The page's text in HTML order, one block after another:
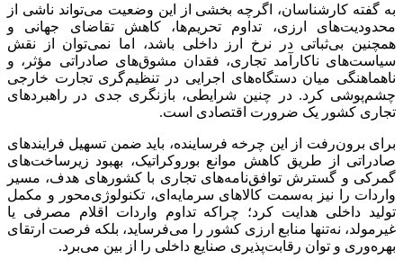
به گفته کارشناسان، اگرچه بخشی از این وضعیت می‌تواند ناشی از
محدودیت‌های ارزی، تداوم تحریم‌ها، کاهش تقاضای جهانی و
همچنین بی‌ثباتی در نرخ ارز داخلی باشد، اما نمی‌توان از نقش
سیاست‌های ناکارآمد تجاری، فقدان مشوق‌های صادراتی مؤثر، و
ناهماهنگی میان دستگاه‌های اجرایی در تنظیم‌گری تجارت خارجی
چشم‌پوشی کرد. در چنین شرایطی، بازنگری جدی در راهبردهای
تجاری کشور یک ضرورت اقتصادی است.
برای برون‌رفت از این چرخه فرساینده، باید ضمن تسهیل فرایندهای
صادراتی از طریق کاهش موانع بوروکراتیک، بهبود زیرساخت‌های
گمرکی و گسترش توافق‌نامه‌های تجاری با کشورهای هدف، مسیر
واردات را نیز به‌سمت کالاهای سرمایه‌ای، تکنولوژی‌محور و مکمل
تولید داخلی هدایت کرد؛ چراکه تداوم واردات اقلام مصرفی یا
غیرمولد، نه‌تنها منابع ارزی کشور را می‌فرساید، بلکه فرصت ارتقای
بهره‌وری و توان رقابت‌پذیری صنایع داخلی را از بین می‌برد.